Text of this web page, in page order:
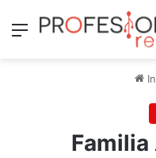
Menú
Familia